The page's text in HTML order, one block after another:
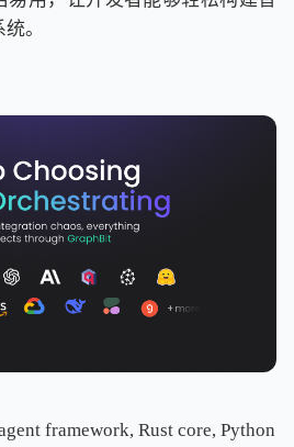
。
framework, Rust core, Python